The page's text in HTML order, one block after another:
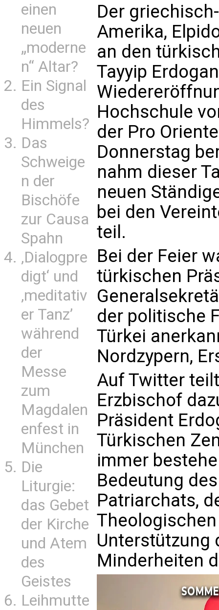
einen
neuen
„moderne
n“ Altar?
Ein Signal
des
Himmels?
Das
Schweige
n der
Bischöfe
zur Causa
Spahn
‚Dialogpre
digt‘ und
‚meditativ
er Tanz’
während
der
Messe
zum
Magdalen
enfest in
München
Die
Liturgie:
das Gebet
der Kirche
und Atem
des
Geistes
Leihmutte
Der
Amerika,
an den
Tayyip
Hochschule
der Pro
Donnerstag
nahm dieser
neuen
bei den
teil.
Bei der Feier
türkischen
der politische
Türkei
Nordzypern,
Auf Twitter
Erzbischof
Präsident
Türkischen
immer
Bedeutung
Patriarchats,
Unterstützung
Minderheiten